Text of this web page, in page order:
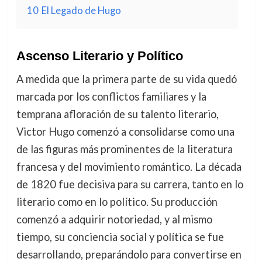
10 El Legado de Hugo
Ascenso Literario y Político
A medida que la primera parte de su vida quedó
marcada por los conflictos familiares y la
temprana afloración de su talento literario,
Victor Hugo comenzó a consolidarse como una
de las figuras más prominentes de la literatura
francesa y del movimiento romántico. La década
de 1820 fue decisiva para su carrera, tanto en lo
literario como en lo político. Su producción
comenzó a adquirir notoriedad, y al mismo
tiempo, su conciencia social y política se fue
desarrollando, preparándolo para convertirse en